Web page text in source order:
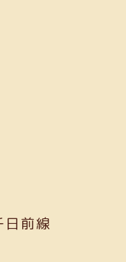
日前線